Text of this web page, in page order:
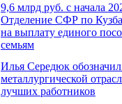
9,6 млрд руб. с начала
Отделение СФР по
на выплату единого
семьям
Илья Середюк
металлургической
лучших работников